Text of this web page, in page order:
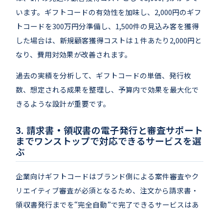
います。ギフトコードの有効性を加味し、2,000円のギフ
トコードを300万円分準備し、1,500件の見込み客を獲得
した場合は、新規顧客獲得コストは１件あたり2,000円と
なり、費用対効果が改善されます。
過去の実績を分析して、ギフトコードの単価、発行枚
数、想定される成果を整理し、予算内で効果を最大化で
きるような設計が重要です。
請求書・領収書の電子発行と審査サポート
までワンストップで対応できるサービスを選
ぶ
企業向けギフトコードはブランド側による案件審査やク
リエイティブ審査が必須となるため、注文から請求書・
領収書発行までを“完全自動”で完了できるサービスはあ